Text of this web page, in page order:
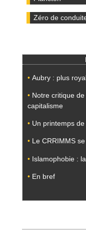
Zéro de
• Aubry : plus
• Notre critique
capitalisme
• Un printemps
• Le CRRIMMS
• Islamophobie :
• En bref